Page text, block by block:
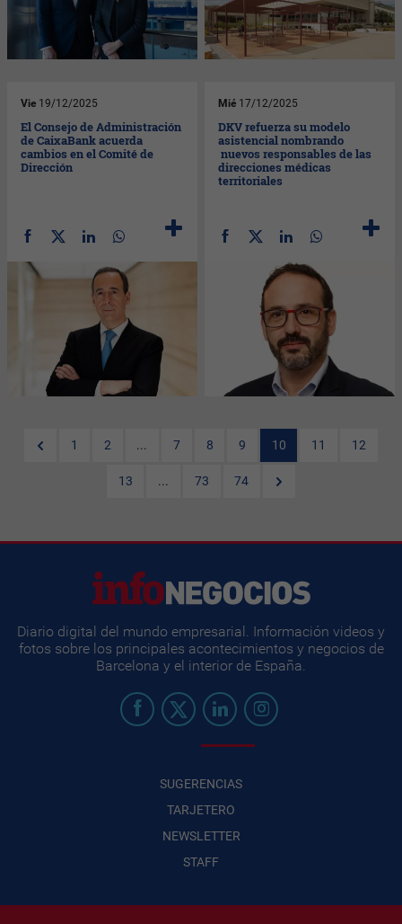
Vie 19/12/2025
El Consejo de Administración
de CaixaBank acuerda
cambios en el Comité de
Dirección
Mié 17/12/2025
DKV refuerza su modelo
asistencial nombrando
nuevos responsables de las
direcciones médicas
territoriales
1 2 ... 7 8 9 10 11 12
13 ... 73 74
Diario digital del mundo empresarial. Información videos y
fotos sobre los principales acontecimientos y negocios de
Barcelona y el interior de España.
SUGERENCIAS
TARJETERO
NEWSLETTER
STAFF